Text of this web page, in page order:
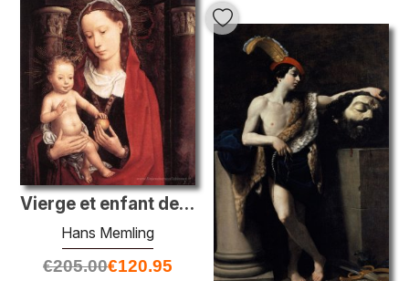
Vierge et enfant debout
Hans Memling
€205.00€120.95